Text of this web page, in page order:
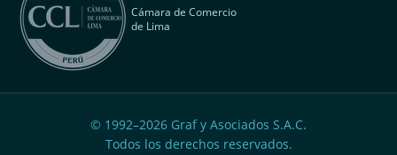
Cámara de Comercio
de Lima
© 1992–2026 Graf y Asociados S.A.C.
Todos los derechos reservados.